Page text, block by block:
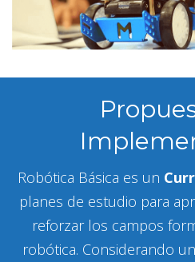
Robótica Básica es un
planes de estudio para
reforzar los campos
robótica. Considerando